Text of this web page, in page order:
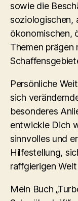
sowie die
soziologischen,
ökonomischen,
Themen prägen
Persönliche
sich
besonderes
entwickle Dich
sinnvolles und
Hilfestellung,
raffgierigen
Mein Buch